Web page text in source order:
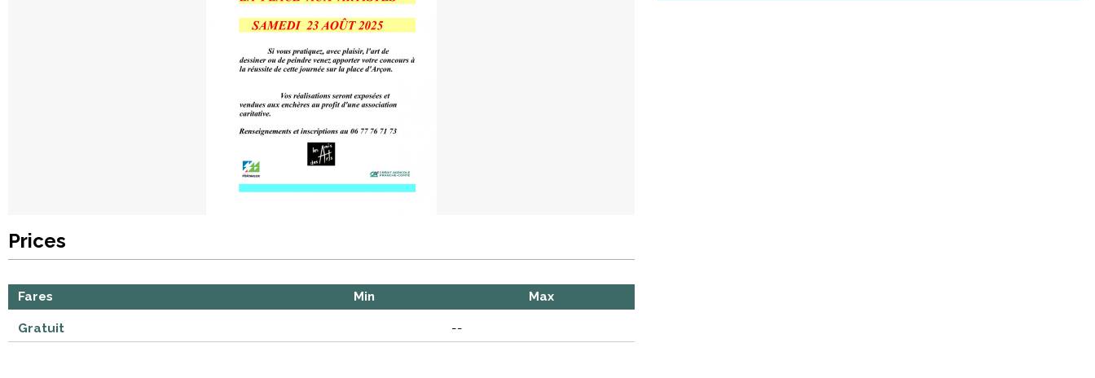
Prices
Fares Min Max
Gratuit --